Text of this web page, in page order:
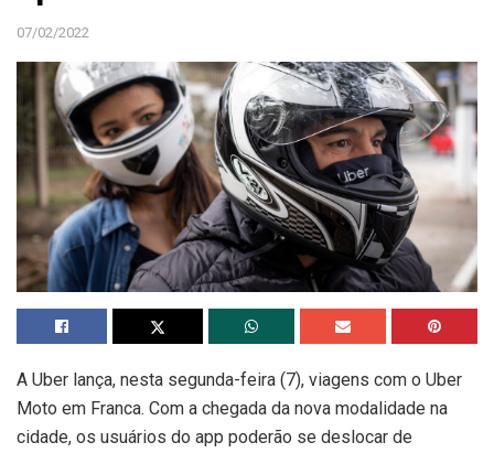
07/02/2022
A Uber lança, nesta segunda-feira (7), viagens com o Uber
Moto em Franca. Com a chegada da nova modalidade na
cidade, os usuários do app poderão se deslocar de